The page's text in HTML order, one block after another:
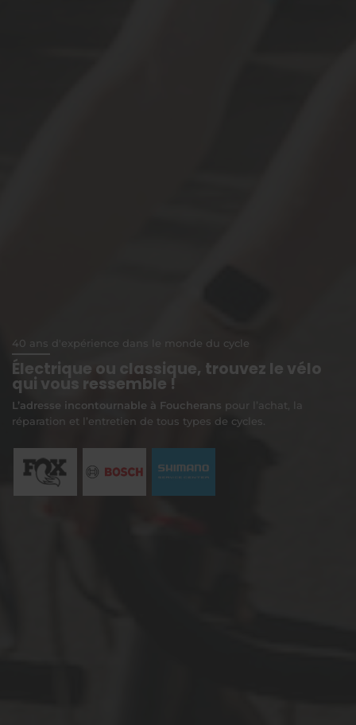
40 ans d'expérience dans le monde du cycle
Électrique ou classique, trouvez le vélo
qui vous ressemble !
L’adresse incontournable à Foucherans pour l’achat, la
réparation et l’entretien de tous types de cycles.